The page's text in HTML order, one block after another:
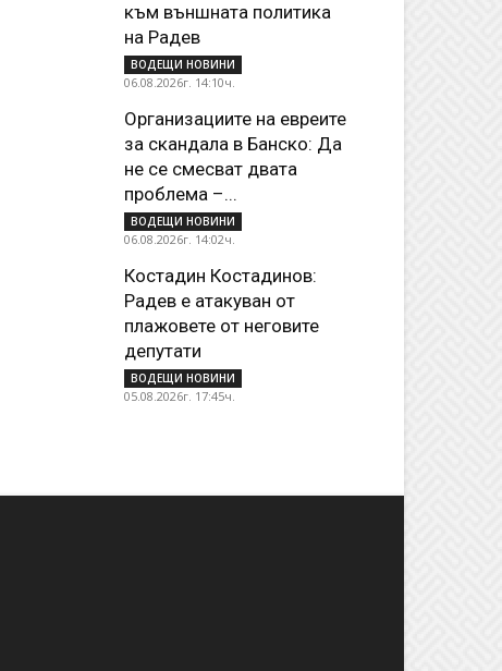
към външната политика
на Радев
ВОДЕЩИ НОВИНИ
06.08.2026г. 14:10ч.
Организациите на евреите
за скандала в Банско: Да
не се смесват двата
проблема –...
ВОДЕЩИ НОВИНИ
06.08.2026г. 14:02ч.
Костадин Костадинов:
Радев е атакуван от
плажoвете от неговите
депутати
ВОДЕЩИ НОВИНИ
05.08.2026г. 17:45ч.